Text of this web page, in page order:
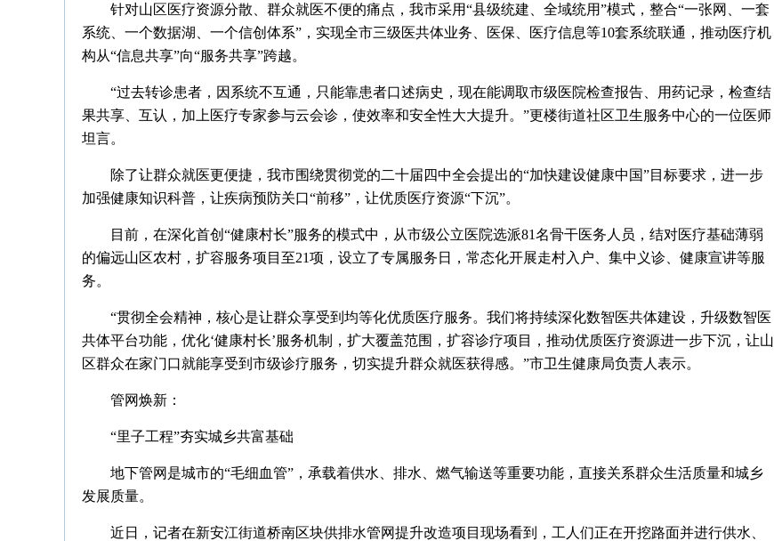
针对山区医疗资源分散、群众就医不便的痛点，我市采用“县级统建、全域统用”模式，整合“一张网、一套
系统、一个数据湖、一个信创体系”，实现全市三级医共体业务、医保、医疗信息等10套系统联通，推动医疗机
构从“信息共享”向“服务共享”跨越。
“过去转诊患者，因系统不互通，只能靠患者口述病史，现在能调取市级医院检查报告、用药记录，检查结
果共享、互认，加上医疗专家参与云会诊，使效率和安全性大大提升。”更楼街道社区卫生服务中心的一位医师
坦言。
除了让群众就医更便捷，我市围绕贯彻党的二十届四中全会提出的“加快建设健康中国”目标要求，进一步
加强健康知识科普，让疾病预防关口“前移”，让优质医疗资源“下沉”。
目前，在深化首创“健康村长”服务的模式中，从市级公立医院选派81名骨干医务人员，结对医疗基础薄弱
的偏远山区农村，扩容服务项目至21项，设立了专属服务日，常态化开展走村入户、集中义诊、健康宣讲等服
务。
“贯彻全会精神，核心是让群众享受到均等化优质医疗服务。我们将持续深化数智医共体建设，升级数智医
共体平台功能，优化‘健康村长’服务机制，扩大覆盖范围，扩容诊疗项目，推动优质医疗资源进一步下沉，让山
区群众在家门口就能享受到市级诊疗服务，切实提升群众就医获得感。”市卫生健康局负责人表示。
管网焕新：
“里子工程”夯实城乡共富基础
地下管网是城市的“毛细血管”，承载着供水、排水、燃气输送等重要功能，直接关系群众生活质量和城乡
发展质量。
近日，记者在新安江街道桥南区块供排水管网提升改造项目现场看到，工人们正在开挖路面并进行供水、